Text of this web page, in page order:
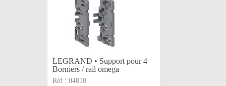
LEGRAND • Support pour 4
Borniers / rail omega
Réf : 04810